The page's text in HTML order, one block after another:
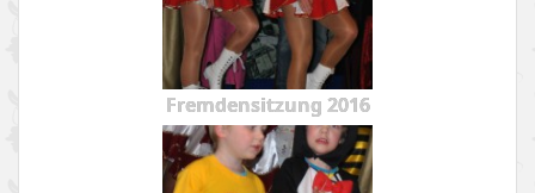
Fremdensitzung 2016